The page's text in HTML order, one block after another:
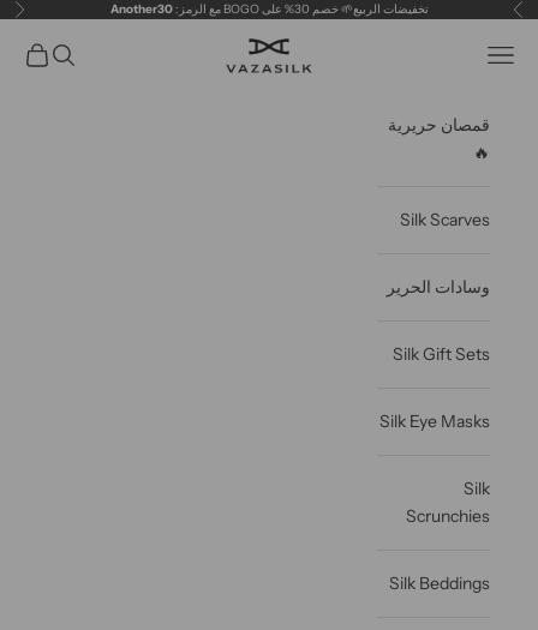
تخطى الى المحتوى
سابق تخفيضات الربيع🌱 خصم 30% على BOGO مع الرمز: Another30
VAZASILK فتح قائمة التنقل فتح البحث
عربة
قمصان حريرية
🔥
Silk Scarves
وسادات الحرير
Silk Gift Sets
Silk Eye Masks
Silk
Scrunchies
Silk Beddings